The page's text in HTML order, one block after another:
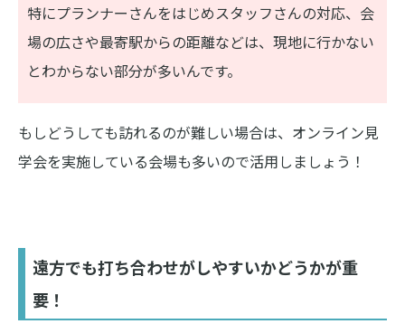
特にプランナーさんをはじめスタッフさんの対応、会
場の広さや最寄駅からの距離などは、現地に行かない
とわからない部分が多いんです。
もしどうしても訪れるのが難しい場合は、オンライン見
学会を実施している会場も多いので活用しましょう！
遠方でも打ち合わせがしやすいかどうかが重
要！